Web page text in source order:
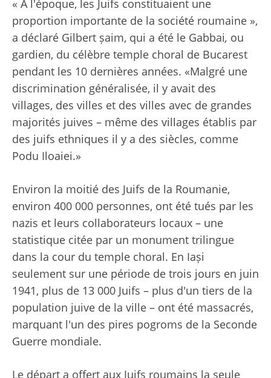
« À l'époque, les Juifs constituaient une
proportion importante de la société roumaine »,
a déclaré Gilbert șaim, qui a été le Gabbai, ou
gardien, du célèbre temple choral de Bucarest
pendant les 10 dernières années. «Malgré une
discrimination généralisée, il y avait des
villages, des villes et des villes avec de grandes
majorités juives – même des villages établis par
des juifs ethniques il y a des siècles, comme
Podu Iloaiei.»
Environ la moitié des Juifs de la Roumanie,
environ 400 000 personnes, ont été tués par les
nazis et leurs collaborateurs locaux – une
statistique citée par un monument trilingue
dans la cour du temple choral. En Iași
seulement sur une période de trois jours en juin
1941, plus de 13 000 Juifs – plus d'un tiers de la
population juive de la ville – ont été massacrés,
marquant l'un des pires pogroms de la Seconde
Guerre mondiale.
Le départ a offert aux Juifs roumains la seule